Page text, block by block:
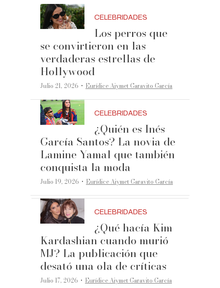
CELEBRIDADES
Los perros que
se convirtieron en las
verdaderas estrellas de
Hollywood
Julio 21, 2026 ·Eurídice Aiymet Garavito García
CELEBRIDADES
¿Quién es Inés
García Santos? La novia de
Lamine Yamal que también
conquista la moda
Julio 19, 2026 ·Eurídice Aiymet Garavito García
CELEBRIDADES
¿Qué hacía Kim
Kardashian cuando murió
MJ? La publicación que
desató una ola de críticas
Julio 17, 2026 ·Eurídice Aiymet Garavito García